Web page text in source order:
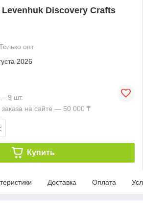
Discovery Crafts
опт
2026
9 шт.
на сайте — 50 000 ₸
Купить
Доставка Оплата